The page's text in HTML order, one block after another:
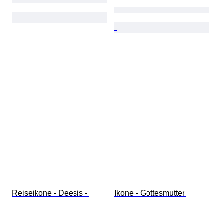
Reiseikone - Deesis -
Ikone - Gottesmutter